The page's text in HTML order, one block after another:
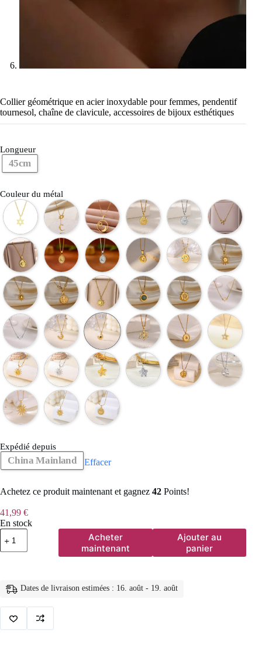
Collier géométrique en acier inoxydable pour femmes, pendentif
tournesol, chaîne de clavicule, accessoires de bijoux esthétiques
Longueur
45cm
Couleur du métal
Expédié depuis
China Mainland Effacer
Achetez ce produit maintenant et gagnez 42 Points!
41,99 €
En stock
quantité
de
Collier
inoxydable
pendentif
tournesol,
Acheter
maintenant
Ajouter au
panier
Dates de livraison estimées : 16. août - 19. août